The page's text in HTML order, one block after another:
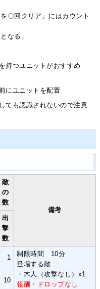
〇回クリア」にはカウント
なる。
を持つユニットがおすすめ
にユニットを配置
ても認識されないので注意
敵
の
数
備考
出
撃
数
1
制限時間 10分
登場する敵
・木人（攻撃なし）x1
報酬・ドロップなし
10